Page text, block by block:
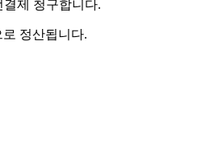
제 청구합니다.
정산됩니다.